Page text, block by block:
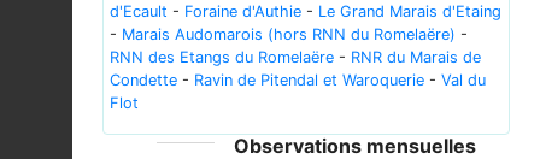
d'Ecault - Foraine d'Authie - Le Grand Marais d'Etaing
- Marais Audomarois (hors RNN du Romelaëre) -
RNN des Etangs du Romelaëre - RNR du Marais de
Condette - Ravin de Pitendal et Waroquerie - Val du
Flot
Observations mensuelles